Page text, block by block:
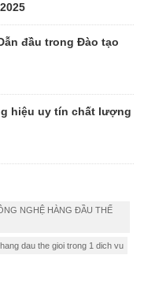
đầu trong Đào tạo
hiệu uy tín chất lượng
NGHỆ HÀNG ĐẦU THẾ
dau the gioi trong 1 dich vu